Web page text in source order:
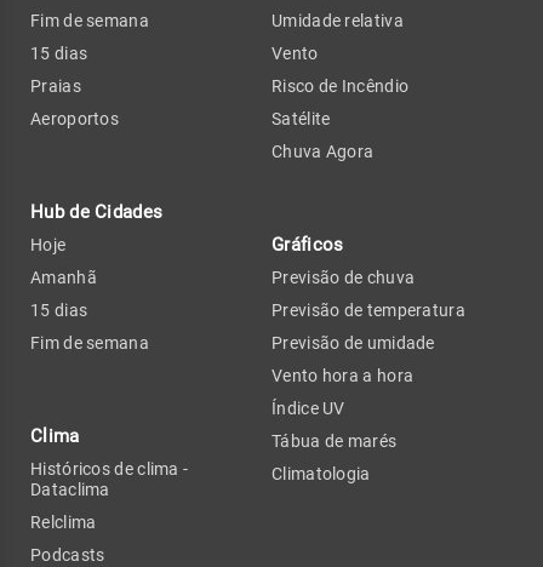
Fim de semana
15 dias
Praias
Aeroportos
Hub de Cidades
Hoje
Amanhã
15 dias
Fim de semana
Clima
Históricos de clima -
Dataclima
Relclima
Podcasts
Umidade relativa
Vento
Risco de Incêndio
Satélite
Chuva Agora
Gráficos
Previsão de chuva
Previsão de temperatura
Previsão de umidade
Vento hora a hora
Índice UV
Tábua de marés
Climatologia